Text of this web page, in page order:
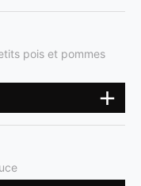
pois et pommes